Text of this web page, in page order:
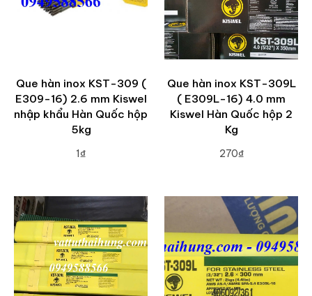
Que hàn inox KST-309 (
E309-16) 2.6 mm Kiswel
nhập khẩu Hàn Quốc hộp
5kg
1₫
Que hàn inox KST-309L
( E309L-16) 4.0 mm
Kiswel Hàn Quốc hộp 2
Kg
270₫